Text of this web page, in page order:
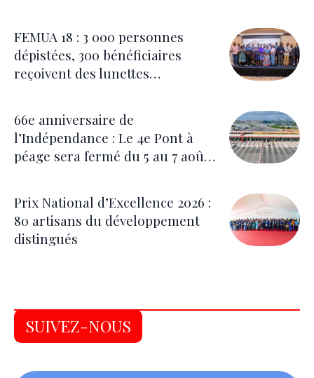
FEMUA 18 : 3 000 personnes
dépistées, 300 bénéficiaires
reçoivent des lunettes
66e anniversaire de
l’Indépendance : Le 4e Pont à
péage sera fermé du 5 au 7 août
Prix National d’Excellence 2026 :
80 artisans du développement
distingués
SUIVEZ-NOUS